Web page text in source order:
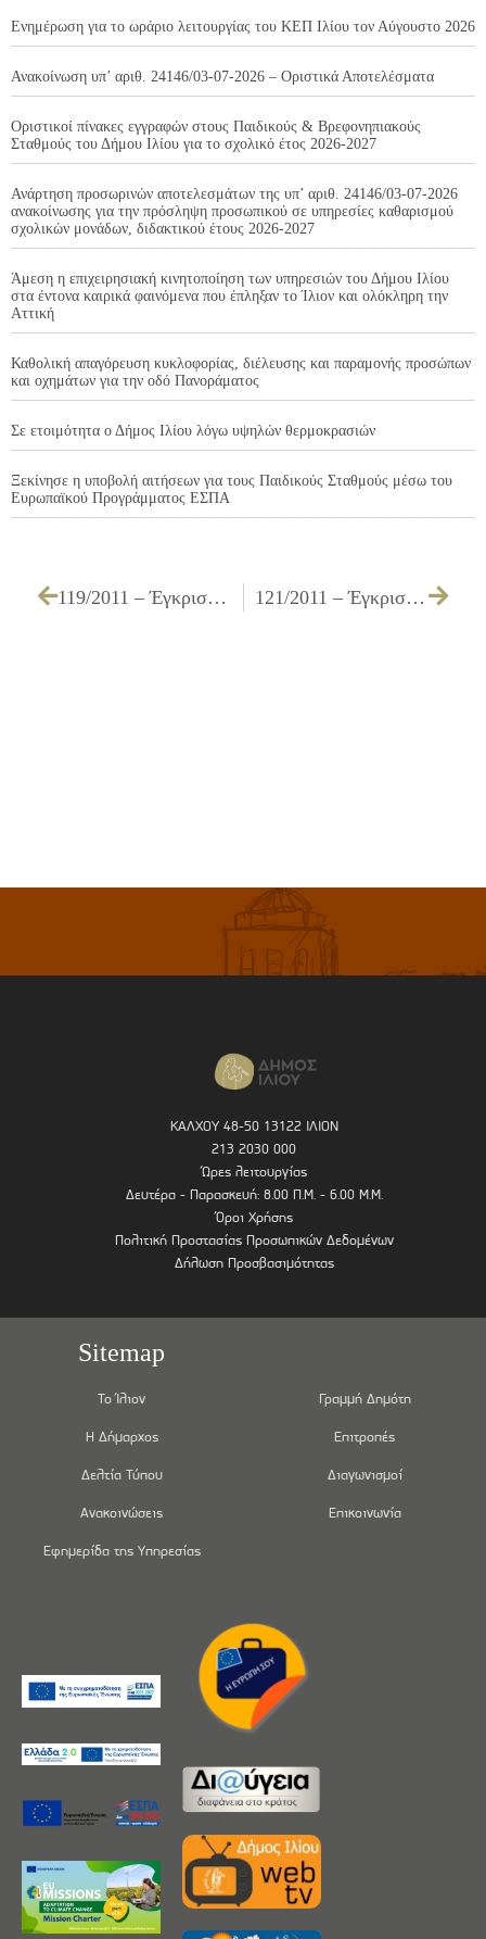
Ενημέρωση για το ωράριο λειτουργίας του ΚΕΠ Ιλίου τον Αύγουστο 2026
Ανακοίνωση υπ’ αριθ. 24146/03-07-2026 – Οριστικά Αποτελέσματα
Οριστικοί πίνακες εγγραφών στους Παιδικούς & Βρεφονηπιακούς
Σταθμούς του Δήμου Ιλίου για το σχολικό έτος 2026-2027
Ανάρτηση προσωρινών αποτελεσμάτων της υπ’ αριθ. 24146/03-07-2026
ανακοίνωσης για την πρόσληψη προσωπικού σε υπηρεσίες καθαρισμού
σχολικών μονάδων, διδακτικού έτους 2026-2027
Άμεση η επιχειρησιακή κινητοποίηση των υπηρεσιών του Δήμου Ιλίου
στα έντονα καιρικά φαινόμενα που έπληξαν το Ίλιον και ολόκληρη την
Αττική
Καθολική απαγόρευση κυκλοφορίας, διέλευσης και παραμονής προσώπων
και οχημάτων για την οδό Πανοράματος
Σε ετοιμότητα ο Δήμος Ιλίου λόγω υψηλών θερμοκρασιών
Ξεκίνησε η υποβολή αιτήσεων για τους Παιδικούς Σταθμούς μέσω του
Ευρωπαϊκού Προγράμματος ΕΣΠΑ
119/2011 – Έγκριση πίστωσης και τεχνικών προδιαγραφών για την «Προμήθεια ειδών εξοπλισμού για την κάλυψη αναγκών της Κοινωνικής Υπηρεσίας» 121/2011 – Έγκριση πίστωσης, τεχνικών προδιαγραφών και καθορισμός όρων διακήρυξης για τις «Έκτακτες συντηρήσεις, έλεγχος, καθαρισμός υπαρχόντων δικτύων αποχέτευσης εργ. Β3/11»
ΚΑΛΧΟΥ 48-50 13122 ΙΛΙΟΝ
213 2030 000
Ώρες λειτουργίας
Δευτέρα - Παρασκευή: 8.00 Π.Μ. - 6.00 Μ.Μ.
Όροι Χρήσης
Πολιτική Προστασίας Προσωπικών Δεδομένων
Δήλωση Προσβασιμότητας
Sitemap
Το Ίλιον
Η Δήμαρχος
Δελτία Τύπου
Ανακοινώσεις
Εφημερίδα της Υπηρεσίας
Γραμμή Δημότη
Επιτροπές
Διαγωνισμοί
Επικοινωνία